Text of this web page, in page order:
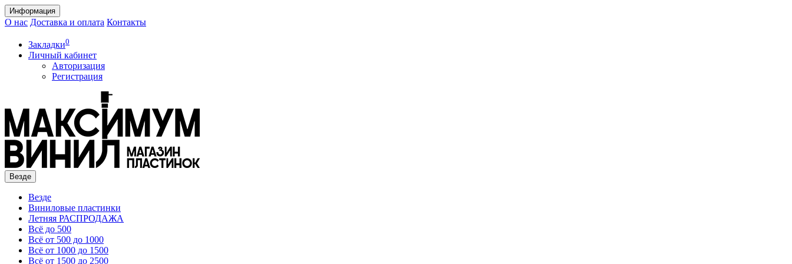
Информация
О нас Доставка и оплата Контакты
Закладки0
Личный кабинет
Авторизация
Регистрация
Везде
Везде
Виниловые пластинки
Летняя РАСПРОДАЖА
Всё до 500
Всё от 500 до 1000
Всё от 1000 до 1500
Всё от 1500 до 2500